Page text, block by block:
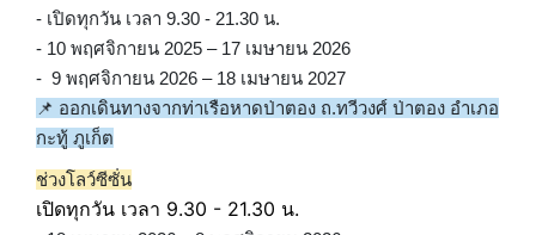
- เปิดทุกวัน เวลา 9.30 - 21.30 น.
- 10 พฤศจิกายน 2025 – 17 เมษายน 2026
- 9 พฤศจิกายน 2026 – 18 เมษายน 2027
📌 ออกเดินทางจากท่าเรือหาดป่าตอง ถ.ทวีวงศ์ ป่าตอง อำเภอ
กะทู้ ภูเก็ต
ช่วงโลว์ซีซั่น
เปิดทุกวัน เวลา 9.30 - 21.30 น.